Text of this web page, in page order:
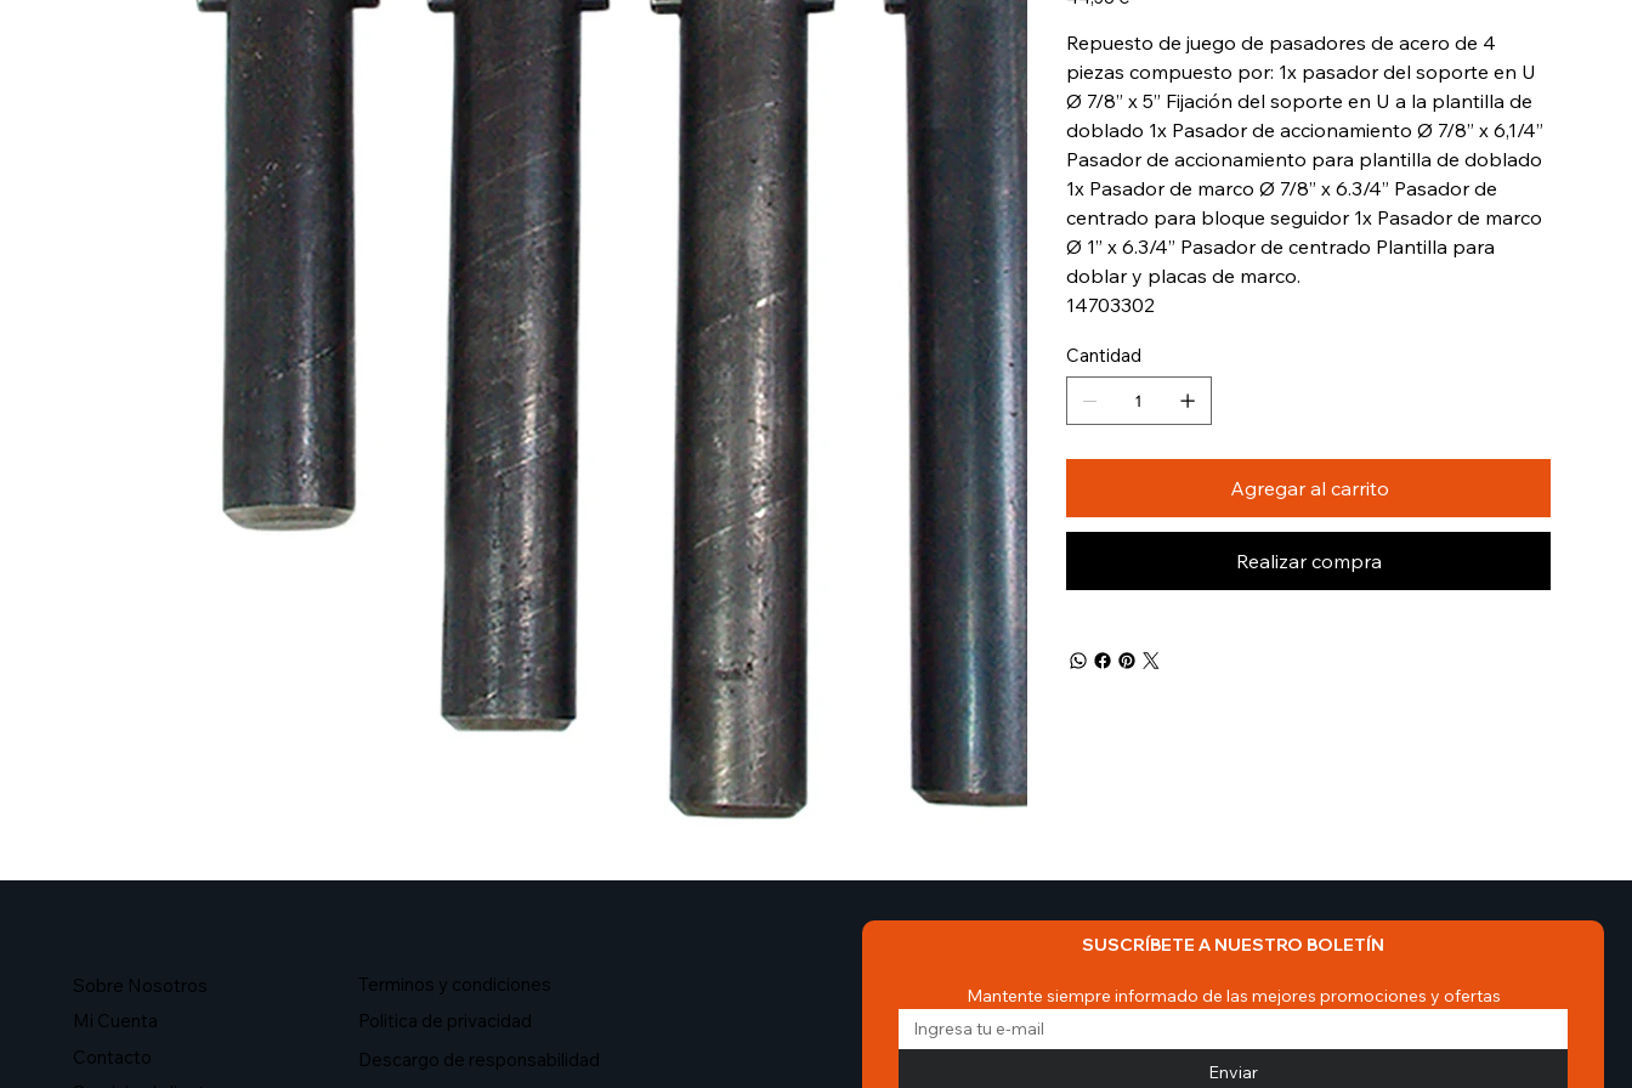
Repuesto de juego de pasadores de acero de 4
piezas compuesto por: 1x pasador del soporte en U
Ø 7/8” x 5” Fijación del soporte en U a la plantilla de
doblado 1x Pasador de accionamiento Ø 7/8” x 6,1/4”
Pasador de accionamiento para plantilla de doblado
1x Pasador de marco Ø 7/8” x 6.3/4” Pasador de
centrado para bloque seguidor 1x Pasador de marco
Ø 1” x 6.3/4” Pasador de centrado Plantilla para
doblar y placas de marco.
14703302
Cantidad
Agregar al carrito
Realizar compra
Sobre Nosotros​
Mi Cuenta
Contacto
Terminos y condiciones
Politica de privacidad
Descargo de responsabilidad
SUSCRÍBETE A NUESTRO BOLETÍN
Mantente siempre informado de las mejores promociones y ofertas
Enviar